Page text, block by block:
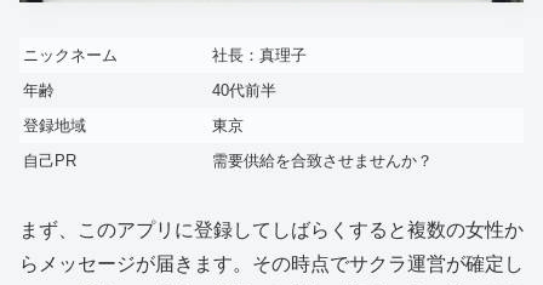
ニックネーム
社長：真理子
年齢
40代前半
登録地域
東京
自己PR
需要供給を合致させませんか？
まず、このアプリに登録してしばらくすると複数の女性か
らメッセージが届きます。その時点でサクラ運営が確定し